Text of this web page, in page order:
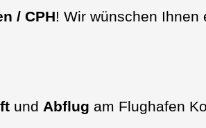
/ CPH! Wir wünschen Ihnen
und Abflug am Flughafen